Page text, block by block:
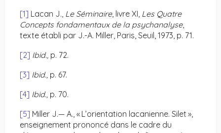
[1] Lacan J., Le Séminaire, livre XI, Les Quatre
Concepts fondamentaux de la psychanalyse,
texte établi par J.-A. Miller, Paris, Seuil, 1973, p. 71.
[2] Ibid., p. 72.
[3] Ibid., p. 67.
[4] Ibid., p. 70.
[5] Miller J.— A., « L’orientation lacanienne. Silet »,
enseignement prononcé dans le cadre du